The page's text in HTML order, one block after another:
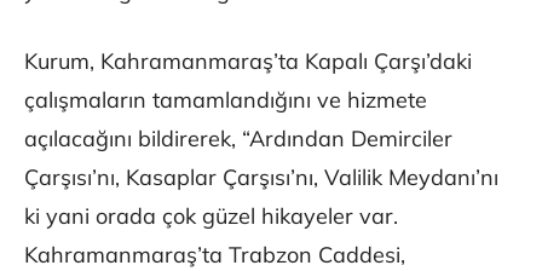
Kurum, Kahramanmaraş’ta Kapalı Çarşı’daki
çalışmaların tamamlandığını ve hizmete
açılacağını bildirerek, “Ardından Demirciler
Çarşısı’nı, Kasaplar Çarşısı’nı, Valilik Meydanı’nı
ki yani orada çok güzel hikayeler var.
Kahramanmaraş’ta Trabzon Caddesi,